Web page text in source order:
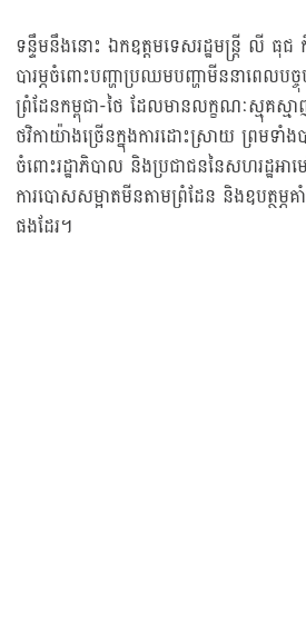
ទន្ទឹមនឹងនោះ ឯកឧត្តមទេសរដ្ឋមន្រ្តី លី ធុជ
បារម្ភចំពោះបញ្ហាប្រឈមបញ្ហាមីននាពេលប
ព្រំដែនកម្ពុជា-ថៃ ដែលមានលក្ខណៈស្មុគស្ម
ថវិកាយ៉ាងច្រើនក្នុងការដោះស្រាយ ព្រមទ
ចំពោះរដ្ឋាភិបាល និងប្រជាជននៃសហរដ្ឋអ
ការបោសសម្អាតមីនតាមព្រំដែន និងឧបត្ថ
ផងដែរ។